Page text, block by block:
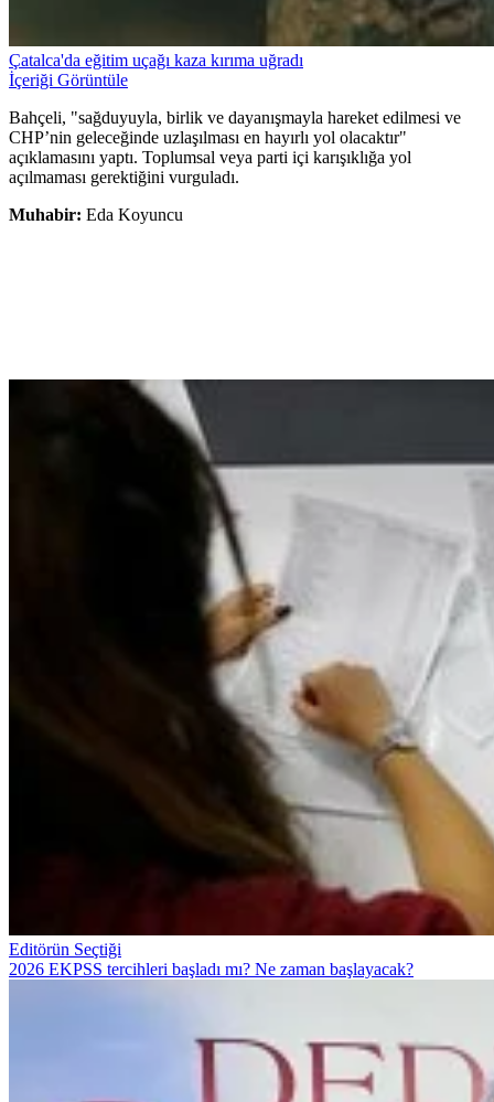
Çatalca'da eğitim uçağı kaza kırıma uğradı
İçeriği Görüntüle
Bahçeli, "sağduyuyla, birlik ve dayanışmayla hareket edilmesi ve
CHP’nin geleceğinde uzlaşılması en hayırlı yol olacaktır"
açıklamasını yaptı. Toplumsal veya parti içi karışıklığa yol
açılmaması gerektiğini vurguladı.
Muhabir: Eda Koyuncu
Editörün Seçtiği
2026 EKPSS tercihleri başladı mı? Ne zaman başlayacak?